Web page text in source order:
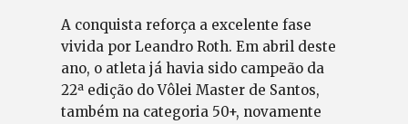
A conquista reforça a excelente fase
vivida por Leandro Roth. Em abril deste
ano, o atleta já havia sido campeão da
22ª edição do Vôlei Master de Santos,
também na categoria 50+, novamente